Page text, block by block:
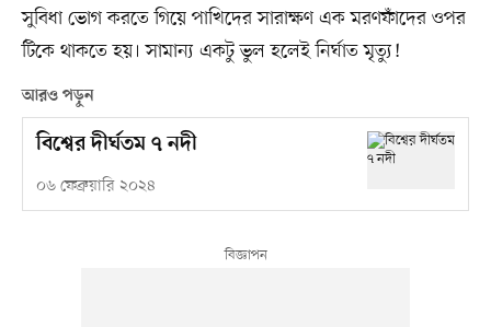
সুবিধা ভোগ করতে গিয়ে পাখিদের সারাক্ষণ এক মরণফাঁদের ওপর
টিকে থাকতে হয়। সামান্য একটু ভুল হলেই নির্ঘাত মৃত্যু!
আরও পড়ুন
বিশ্বের দীর্ঘতম ৭ নদী
০৬ ফেব্রুয়ারি ২০২৪